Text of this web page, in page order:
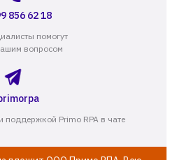
856 62 18
помогут
вопросом
поддержкой Primo RPA в чате